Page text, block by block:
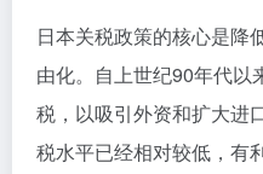
日本关税政策的核心是降
由化。自上世纪90年代以
税，以吸引外资和扩大进
税水平已经相对较低，有